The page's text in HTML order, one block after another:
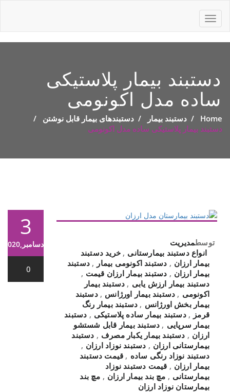
Toggle
navigation
دستبند بیمار پلاستیکی
ساده مدل اکونومی
Home
/ دستبند بیمار / دستبندهای بیمار قابل نوشتن /
دستبند بیمار پلاستیکی ساده مدل اکونومی
3
دسامبر,2020
0
توسطمدیریت
انواع دستبند بیمارستانی ,خرید دستبند
بیمار ارزان , دستبند اکونومی بیمار ,دستبند
بیمار ارزان , دستبند بیمار ارزان قیمت ,
دستبند بیمار ارزش یابی , دستبند بیمار
اکونومی , دستبند بیمار اورژانس ,دستبند
بیمار بخش اورژانس , دستبند بیمار رنگ
قرمز ,دستبند بیمار ساده پلاستیکی , دستبند
بیمار سرپایی , دستبند بیمار قابل شستشو
ارزان , دستبند بیمار یکبار مصرف , دستبند
بیمارستانی ارزان , دستبند نوزاد ارزان ,
دستبند نوزاد رنگی ساده , قیمت دستبند
بیمار ارزان , قیمت دستبند نوزاد
بیمارستانی , مچ بند بیمار ارزان , مچ بند
بیمارستان نوزاد ارزان